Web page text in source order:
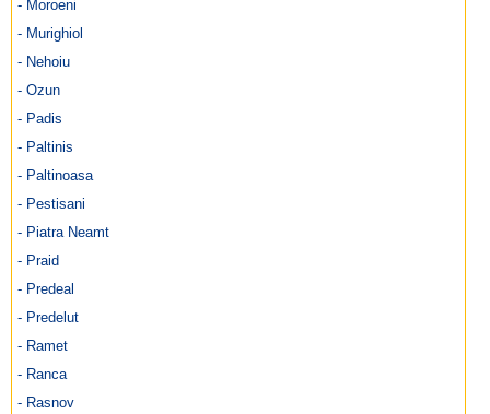
- Moroeni
- Murighiol
- Nehoiu
- Ozun
- Padis
- Paltinis
- Paltinoasa
- Pestisani
- Piatra Neamt
- Praid
- Predeal
- Predelut
- Ramet
- Ranca
- Rasnov